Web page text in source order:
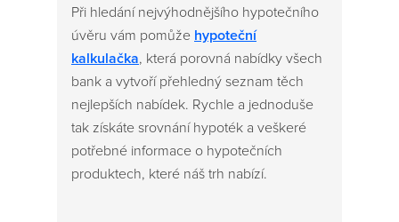
Při hledání nejvýhodnějšího hypotečního
úvěru vám pomůže hypoteční
kalkulačka, která porovná nabídky všech
bank a vytvoří přehledný seznam těch
nejlepších nabídek. Rychle a jednoduše
tak získáte srovnání hypoték a veškeré
potřebné informace o hypotečních
produktech, které náš trh nabízí.